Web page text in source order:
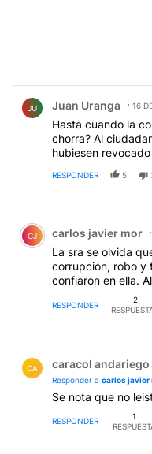
JU Juan Uranga 16
Hasta cuando la
chorra? Al
hubiesen
RESPONDER 5
Comentario de carlos
CJ carlos javier mor
La sra se olvida
corrupción, robo y
confiaron en ella.
RESPONDER
2
CA caracol andariego
Responder a carlos javier
Se nota que no
RESPONDER
1